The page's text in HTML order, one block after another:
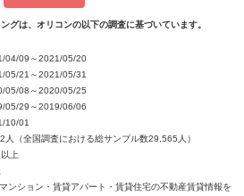
グは、オリコンの以下の調査に基づいています。
04/09～2021/05/20
05/21～2021/05/31
05/08～2020/05/25
05/29～2019/06/06
10/01
人（全国調査における総サンプル数29,565人）
上
ンション・賃貸アパート・賃貸住宅の不動産賃貸情報を